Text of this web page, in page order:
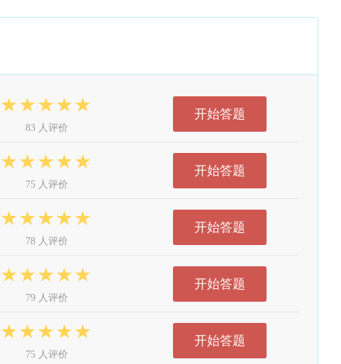
83 人评价
开始答题
75 人评价
开始答题
78 人评价
开始答题
79 人评价
开始答题
75 人评价
开始答题